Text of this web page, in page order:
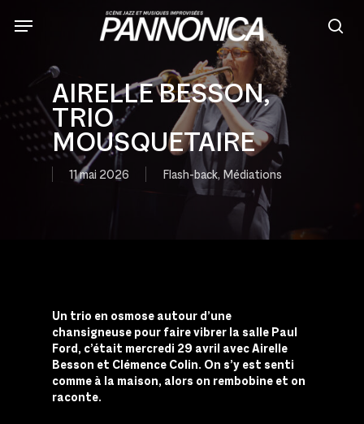
AIRELLE BESSON,
TRIO
MOUSQUETAIRE
11 mai 2026 Flash-back, Médiations
Un trio en osmose autour d’une
chansigneuse pour faire vibrer la salle Paul
Ford, c’était mercredi 29 avril avec Airelle
Besson et Clémence Colin. On s’y est senti
comme à la maison, alors on rembobine et on
raconte.